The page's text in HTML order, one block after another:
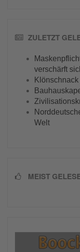
ZULETZT
verschärft
Welt
MEIST